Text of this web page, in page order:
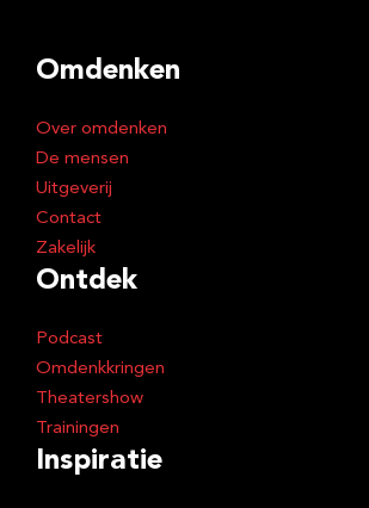
r
s
Omdenken
Over omdenken
De mensen
Uitgeverij
Contact
Zakelijk
Ontdek
Podcast
Omdenkkringen
Theatershow
Trainingen
Inspiratie